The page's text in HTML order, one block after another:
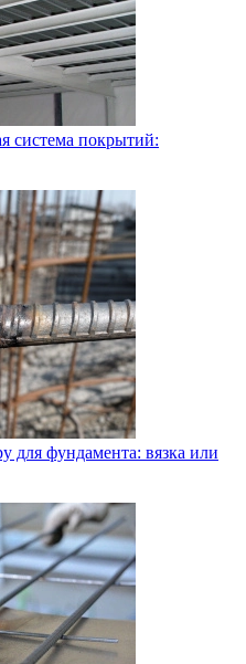
система покрытий:
для фундамента: вязка или